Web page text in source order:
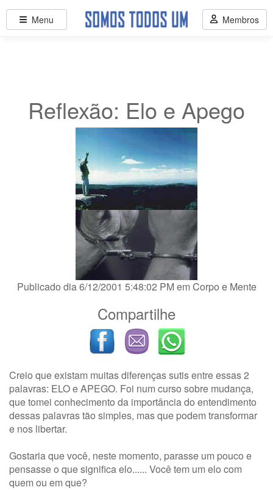
Reflexão: Elo e Apego
Publicado dia 6/12/2001 5:48:02 PM emCorpo e Mente
Compartilhe
Creio que existam muitas diferenças sutis entre essas 2
palavras: ELO e APEGO. Foi num curso sobre mudança,
que tomei conhecimento da importância do entendimento
dessas palavras tão simples, mas que podem transformar
e nos libertar.
Gostaria que você, neste momento, parasse um pouco e
pensasse o que significa elo...... Você tem um elo com
quem ou em que?
Menu Membros